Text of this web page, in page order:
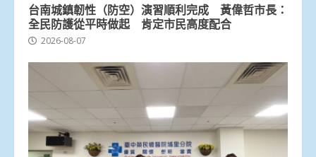
台南城鎮韌性（防空）演習順利完成 黃偉哲市長：
全民防護從平時做起 肯定市民高度配合
2026-08-07